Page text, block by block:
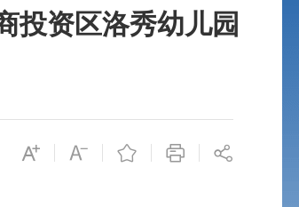
投资区洛秀幼儿园